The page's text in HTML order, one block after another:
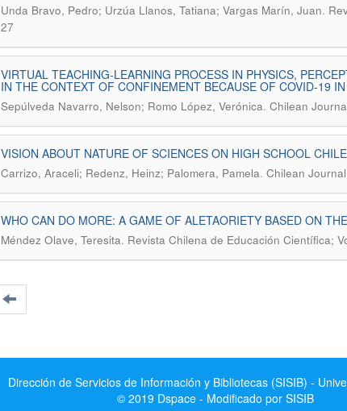
Unda Bravo, Pedro; Urzúa Llanos, Tatiana; Vargas Marín, Juan.
27
VIRTUAL TEACHING-LEARNING PROCESS IN PHYSICS,
IN THE CONTEXT OF CONFINEMENT BECAUSE OF COVID-19
Sepúlveda Navarro, Nelson; Romo López, Verónica. Chilean
VISION ABOUT NATURE OF SCIENCES ON HIGH SCHOOL
Carrizo, Araceli; Redenz, Heinz; Palomera, Pamela. Chilean
WHO CAN DO MORE: A GAME OF ALETAORIETY BASED ON
Méndez Olave, Teresita. Revista Chilena de Educación Científica;
Dirección de Servicios de Información y Bibliotecas (SISIB) -
© 2019 Dspace - Modificado por SISIB